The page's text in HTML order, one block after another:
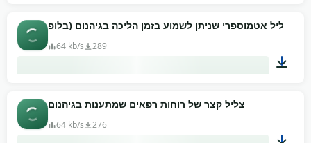
00:51
64 kb/s 289
צליל קצר של רוחות רפאים שמתענות בגיהנום
64 kb/s 276